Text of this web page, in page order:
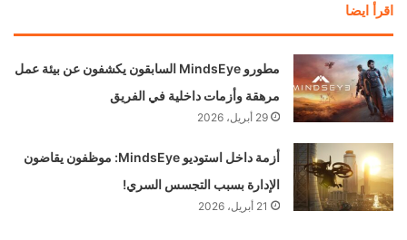
اقرأ ايضا
مطورو MindsEye السابقون يكشفون عن بيئة عمل
مرهقة وأزمات داخلية في الفريق
29 أبريل، 2026
أزمة داخل استوديو MindsEye: موظفون يقاضون
الإدارة بسبب التجسس السري!
21 أبريل، 2026